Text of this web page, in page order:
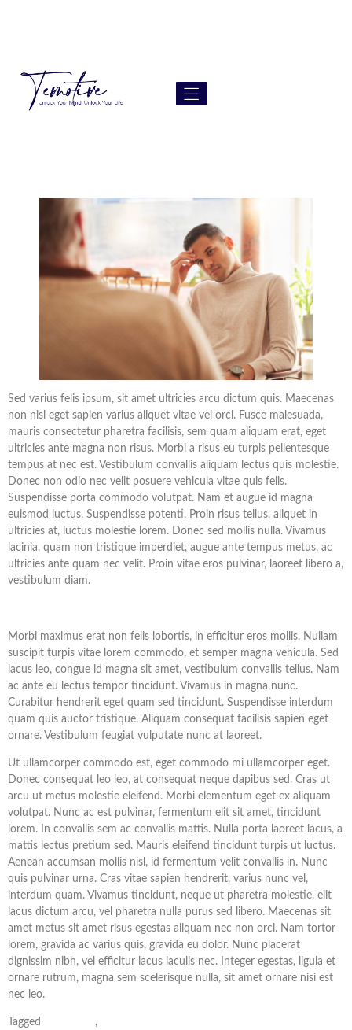
Sed varius felis ipsum, sit amet ultricies arcu dictum quis. Maecenas
non nisl eget sapien varius aliquet vitae vel orci. Fusce malesuada,
mauris consectetur pharetra facilisis, sem quam aliquam erat, eget
ultricies ante magna non risus. Morbi a risus eu turpis pellentesque
tempus at nec est. Vestibulum convallis aliquam lectus quis molestie.
Donec non odio nec velit posuere vehicula vitae quis felis.
Suspendisse porta commodo volutpat. Nam et augue id magna
euismod luctus. Suspendisse potenti. Proin risus tellus, aliquet in
ultricies at, luctus molestie lorem. Donec sed mollis nulla. Vivamus
lacinia, quam non tristique imperdiet, augue ante tempus metus, ac
ultricies ante quam nec velit. Proin vitae eros pulvinar, laoreet libero a,
vestibulum diam.
Morbi maximus erat non felis lobortis, in efficitur eros mollis. Nullam
suscipit turpis vitae lorem commodo, et semper magna vehicula. Sed
lacus leo, congue id magna sit amet, vestibulum convallis tellus. Nam
ac ante eu lectus tempor tincidunt. Vivamus in magna nunc.
Curabitur hendrerit eget quam sed tincidunt. Suspendisse interdum
quam quis auctor tristique. Aliquam consequat facilisis sapien eget
ornare. Vestibulum feugiat vulputate nunc at laoreet.
Ut ullamcorper commodo est, eget commodo mi ullamcorper eget.
Donec consequat leo leo, at consequat neque dapibus sed. Cras ut
arcu ut metus molestie eleifend. Morbi elementum eget ex aliquam
volutpat. Nunc ac est pulvinar, fermentum elit sit amet, tincidunt
lorem. In convallis sem ac convallis mattis. Nulla porta laoreet lacus, a
mattis lectus pretium sed. Mauris eleifend tincidunt turpis ut luctus.
Aenean accumsan mollis nisl, id fermentum velit convallis in. Nunc
quis pulvinar urna. Cras vitae sapien hendrerit, varius nunc vel,
interdum quam. Vivamus tincidunt, neque ut pharetra molestie, elit
lacus dictum arcu, vel pharetra nulla purus sed libero. Maecenas sit
amet metus sit amet risus egestas aliquam nec non orci. Nam tortor
lorem, gravida ac varius quis, gravida eu dolor. Nunc placerat
dignissim nibh, vel efficitur lacus iaculis nec. Integer egestas, ligula et
ornare rutrum, magna sem scelerisque nulla, sit amet ornare nisi est
nec leo.
Tagged ,